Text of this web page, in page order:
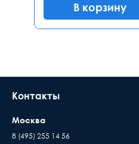
В корзину
Контакты
Москва
8 (495) 255 14 56